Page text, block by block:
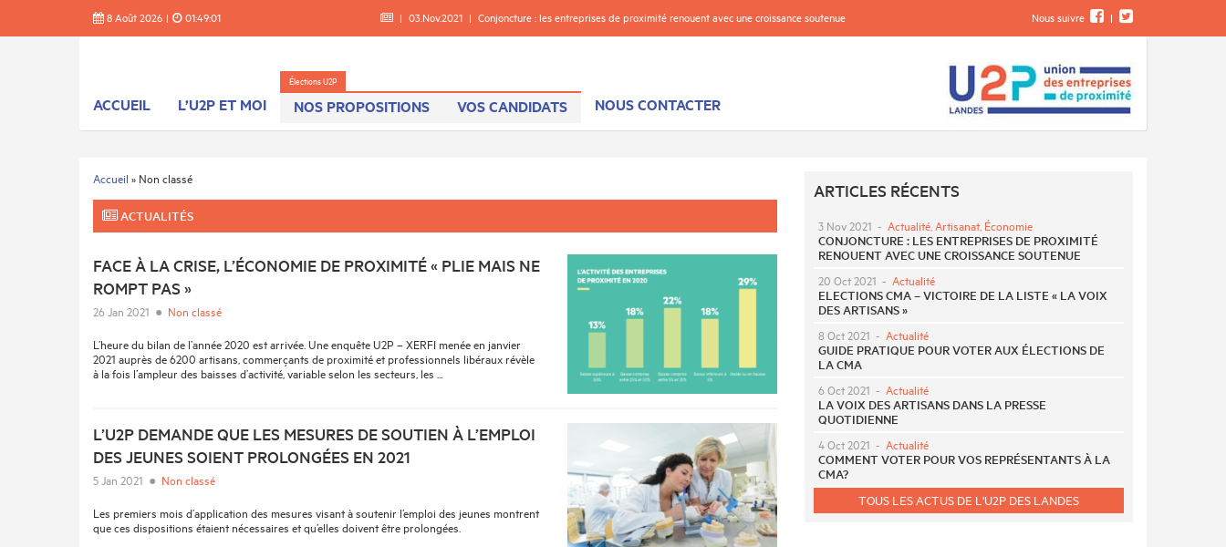
content
8 Août 2026 | 01:49:01 | 03.Nov.2021 | Conjoncture : les entreprises de proximité renouent avec une croissance soutenue Nous suivre |
ACCUEIL L’U2P ET MOI NOS PROPOSITIONS VOS CANDIDATS NOUS CONTACTER
Accueil » Non classé
ACTUALITÉS
FACE À LA CRISE, L’ÉCONOMIE DE PROXIMITÉ « PLIE MAIS NE
ROMPT PAS »
26 Jan 2021 ● Non classé
L’heure du bilan de l’année 2020 est arrivée. Une enquête U2P – XERFI menée en janvier
2021 auprès de 6200 artisans, commerçants de proximité et professionnels libéraux révèle
à la fois l’ampleur des baisses d’activité, variable selon les secteurs, les ...
L’U2P DEMANDE QUE LES MESURES DE SOUTIEN À L’EMPLOI
DES JEUNES SOIENT PROLONGÉES EN 2021
5 Jan 2021 ● Non classé
Les premiers mois d’application des mesures visant à soutenir l’emploi des jeunes montrent
que ces dispositions étaient nécessaires et qu’elles doivent être prolongées.
ARTICLES RÉCENTS
3 Nov 2021 - Actualité Artisanat Économie
CONJONCTURE : LES ENTREPRISES DE PROXIMITÉ
RENOUENT AVEC UNE CROISSANCE SOUTENUE
20 Oct 2021 - Actualité
ELECTIONS CMA – VICTOIRE DE LA LISTE « LA VOIX
DES ARTISANS »
8 Oct 2021 - Actualité
GUIDE PRATIQUE POUR VOTER AUX ÉLECTIONS DE
LA CMA
6 Oct 2021 - Actualité
LA VOIX DES ARTISANS DANS LA PRESSE
QUOTIDIENNE
4 Oct 2021 - Actualité
COMMENT VOTER POUR VOS REPRÉSENTANTS À LA
CMA?
TOUS LES ACTUS DE L'U2P DES LANDES